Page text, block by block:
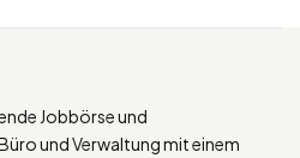
Jobbörse und
und Verwaltung mit einem